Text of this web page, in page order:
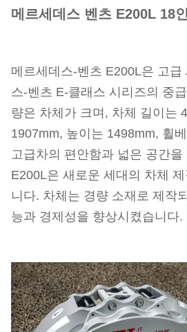
메르세데스 벤츠 E200L 18
메르세데스-벤츠 E200L은 고급
스-벤츠 E-클래스 시리즈의 중
량은 차체가 크며, 차체 길이는
1907mm, 높이는 1498mm, 휠
고급차의 편안함과 넓은 공간
E200L은 새로운 세대의 차체
니다. 차체는 경량 소재로 제작
능과 경제성을 향상시켰습니다.